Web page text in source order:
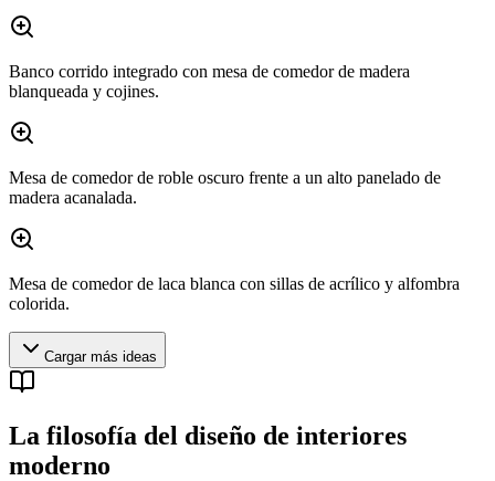
Banco corrido integrado con mesa de comedor de madera
blanqueada y cojines.
Mesa de comedor de roble oscuro frente a un alto panelado de
madera acanalada.
Mesa de comedor de laca blanca con sillas de acrílico y alfombra
colorida.
Cargar más ideas
La filosofía del diseño de interiores
moderno